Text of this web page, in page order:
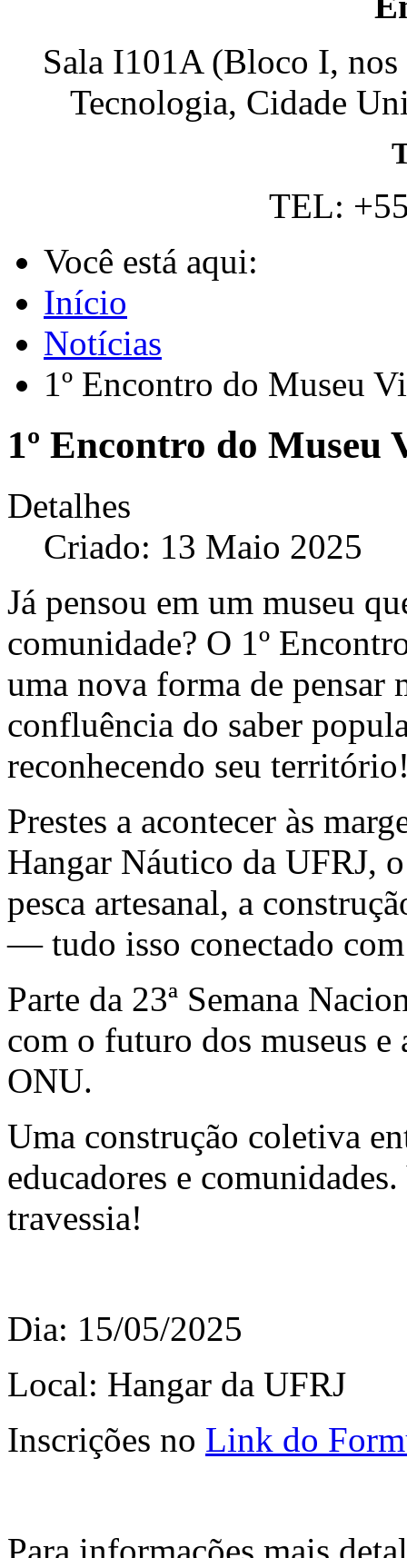
Sala I101A (Bloco I,
Tecnologia, Cidade
TEL:
Você está aqui:
Início
Notícias
1º Encontro do Museu
1º Encontro do Museu
Detalhes
Criado: 13 Maio 2025
Já pensou em um museu
comunidade? O 1º
uma nova forma de pensar
confluência do saber
reconhecendo seu
Prestes a acontecer às
Hangar Náutico da UFRJ,
pesca artesanal, a
— tudo isso conectado
Parte da 23ª Semana
com o futuro dos museus e
ONU.
Uma construção coletiva
educadores e
travessia!
Dia: 15/05/2025
Local: Hangar da UFRJ
Inscrições no Link do